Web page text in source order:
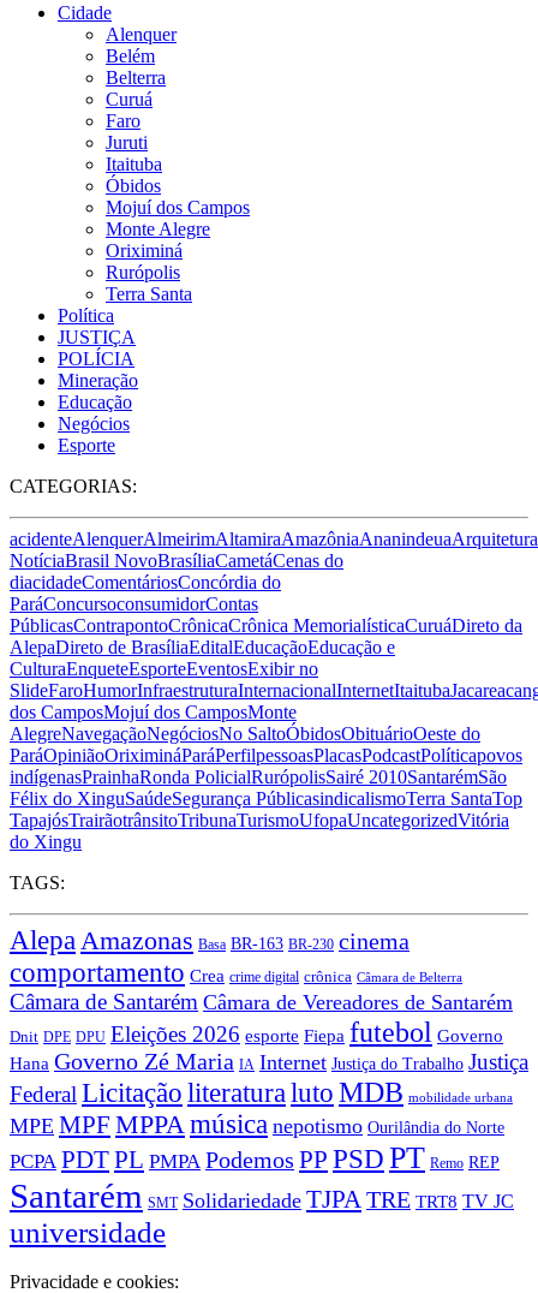
Cidade
Alenquer
Belém
Belterra
Curuá
Faro
Juruti
Itaituba
Óbidos
Mojuí dos Campos
Monte Alegre
Oriximiná
Rurópolis
Terra Santa
Política
JUSTIÇA
POLÍCIA
Mineração
Educação
Negócios
Esporte
CATEGORIAS:
acidenteAlenquerAlmeirimAltamiraAmazôniaAnanindeuaArquitetura
NotíciaBrasil NovoBrasíliaCametáCenas do
diacidadeComentáriosConcórdia do
ParáConcursoconsumidorContas
PúblicasContrapontoCrônicaCrônica MemorialísticaCuruáDireto da
AlepaDireto de BrasíliaEditalEducaçãoEducação e
CulturaEnqueteEsporteEventosExibir no
SlideFaroHumorInfraestruturaInternacionalInternetItaituba
dos CamposMojuí dos CamposMonte
AlegreNavegaçãoNegóciosNo SaltoÓbidosObituárioOeste do
ParáOpiniãoOriximináParáPerfilpessoasPlacasPodcastPolíticapovos
indígenasPrainhaRonda PolicialRurópolisSairé 2010SantarémSão
Félix do XinguSaúdeSegurança PúblicasindicalismoTerra SantaTop
TapajósTrairãotrânsitoTribunaTurismoUfopaUncategorizedVitória
do Xingu
TAGS:
Alepa Amazonas Basa BR-163 BR-230 cinema
comportamento Crea crime digital crônica Câmara de Belterra
Câmara de Santarém Câmara de Vereadores de Santarém
Dnit DPE DPU Eleições 2026 esporte Fiepa futebol Governo
Hana Governo Zé Maria IA Internet Justiça do Trabalho Justiça
Federal Licitação literatura luto MDB mobilidade urbana
MPE MPF MPPA música nepotismo Ourilândia do Norte
PCPA PDTPL PMPA Podemos PP PSDPT Remo REP
Santarém SMT Solidariedade TJPA TRE TRT8 TV JC
universidade
Privacidade e cookies: